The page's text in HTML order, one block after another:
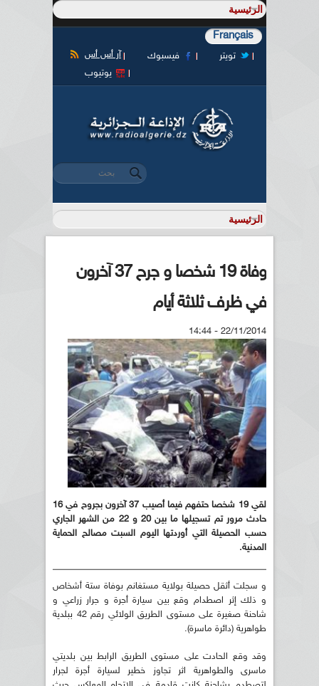
Français
آر أس أس فيسبوك
تويتر
يوتيوب
استمارة البحث
‏بحث ‏
وفاة 19 شخصا و جرح 37 آخرون
في ظرف ثلاثة أيام
22/11/2014 - 14:44
لقي 19 شخصا حتفهم فيما أصيب 37 آخرون بجروح في 16
حادث مرور تم تسجيلها ما بين 20 و 22 من الشهر الجاري
حسب الحصيلة التي أوردتها اليوم السبت مصالح الحماية
المدنية.
و سجلت أثقل حصيلة بولاية مستغانم بوفاة ستة أشخاص
و ذلك إثر اصطدام وقع بين سيارة أجرة و جرار زراعي و
شاحنة صغيرة على مستوى الطريق الولائي رقم 42 ببلدية
طواهرية (دائرة ماسرة).
وقد وقع الحادت على مستوى الطريق الرابط بين بلديتي
ماسرى والطواهرية اثر تجاوز خطير لسيارة أجرة لجرار